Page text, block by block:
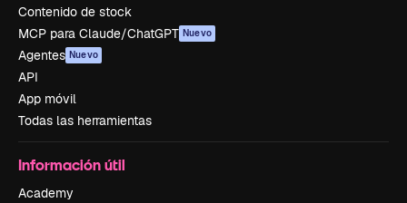
Contenido de stock
MCP para Claude/ChatGPT Nuevo
Agentes Nuevo
API
App móvil
Todas las herramientas
Información útil
Academy